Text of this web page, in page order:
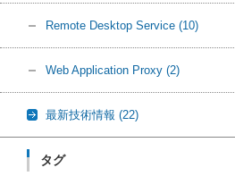
Remote Desktop Service (10)
Web Application Proxy (2)
最新技術情報 (22)
タグ